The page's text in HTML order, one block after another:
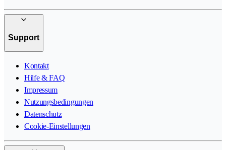
Support
Kontakt
Hilfe & FAQ
Impressum
Nutzungsbedingungen
Datenschutz
Cookie-Einstellungen